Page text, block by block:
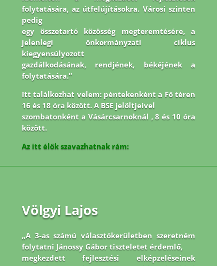
folytatására, az útfelújításokra. Városi szinten
pedig
egy összetartó közösség megteremtésére, a
jelenlegi önkormányzati ciklus
kiegyensúlyozott
gazdálkodásának, rendjének, békéjének a
folytatására.”
Itt találkozhat velem: péntekenként a Fő téren
16 és 18 óra között. A BSE jelöltjeivel
szombatonként a Vásárcsarnoknál , 8 és 10 óra
között.
Az itt élők szavazhatnak rám:
Völgyi Lajos
„A 3-as számú választókerületben szeretném
folytatni Jánossy Gábor tiszteletet érdemlő,
megkezdett fejlesztési elképzeléseinek